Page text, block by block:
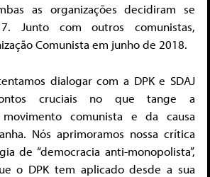
as organizações decidiram se
Junto com outros comunistas,
Comunista em junho de 2018.
dialogar com a DPK e SDAJ
cruciais no que tange a
comunista e da causa
Nós aprimoramos nossa crítica
de “democracia anti-monopolista”,
o DPK tem aplicado desde a sua